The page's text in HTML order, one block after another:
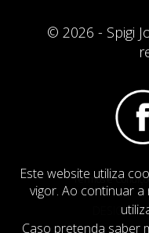
Este website utiliza
vigor. Ao continuar
Caso pretenda saber
© 2026 - Spigi
Termos e
DESIGN BY